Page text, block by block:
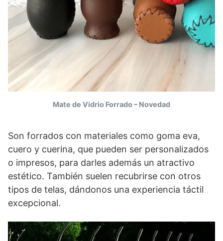
Mate de Vidrio Forrado – Novedad
Son forrados con materiales como goma eva,
cuero y cuerina, que pueden ser personalizados
o impresos, para darles además un atractivo
estético. También suelen recubrirse con otros
tipos de telas, dándonos una experiencia táctil
excepcional.